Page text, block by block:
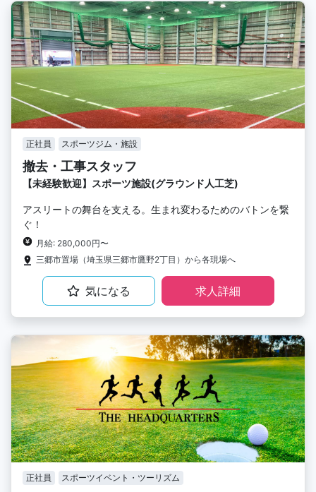
正社員 スポーツジム・施設
撤去・工事スタッフ
【未経験歓迎】スポーツ施設(グラウンド人工芝)
アスリートの舞台を支える。生まれ変わるためのバトンを繋
ぐ！
月給: 280,000円〜
三郷市置場（埼玉県三郷市鷹野2丁目）から各現場へ
気になる 求人詳細
正社員 スポーツイベント・ツーリズム